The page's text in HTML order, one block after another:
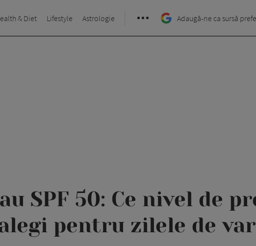
& Diet Lifestyle Astrologie Adaugă-ne ca sursă
SPF 50: Ce nivel de
pentru zilele de